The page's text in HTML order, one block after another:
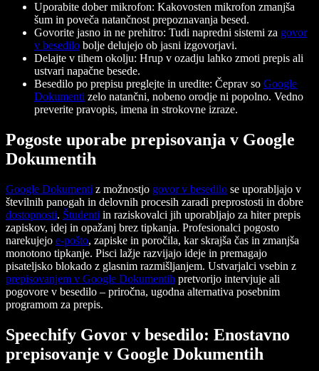
Uporabite dober mikrofon: Kakovosten mikrofon zmanjša
šum in poveča natančnost prepoznavanja besed.
Govorite jasno in ne prehitro: Tudi napredni sistemi za govor
v besedilo bolje delujejo ob jasni izgovorjavi.
Delajte v tihem okolju: Hrup v ozadju lahko zmoti prepis ali
ustvari napačne besede.
Besedilo po prepisu preglejte in uredite: Čeprav so Google
Dokumenti zelo natančni, nobeno orodje ni popolno. Vedno
preverite pravopis, imena in strokovne izraze.
Pogoste uporabe prepisovanja v Google
Dokumentih
Google Dokumenti z možnostjo govor v besedilo se uporabljajo v
številnih panogah in delovnih procesih zaradi preprostosti in dobre
dostopnosti. Študenti in raziskovalci jih uporabljajo za hiter prepis
zapiskov, idej in opažanj brez tipkanja. Profesionalci pogosto
narekujejo e-pošto, zapiske in poročila, kar skrajša čas in zmanjša
monotono tipkanje. Pisci lažje razvijajo ideje in premagajo
pisateljsko blokado z glasnim razmišljanjem. Ustvarjalci vsebin z
prepisovanjem v Google Dokumentih pretvorijo intervjuje ali
pogovore v besedilo – priročna, ugodna alternativa posebnim
programom za prepis.
Speechify Govor v besedilo: Enostavno
prepisovanje v Google Dokumentih